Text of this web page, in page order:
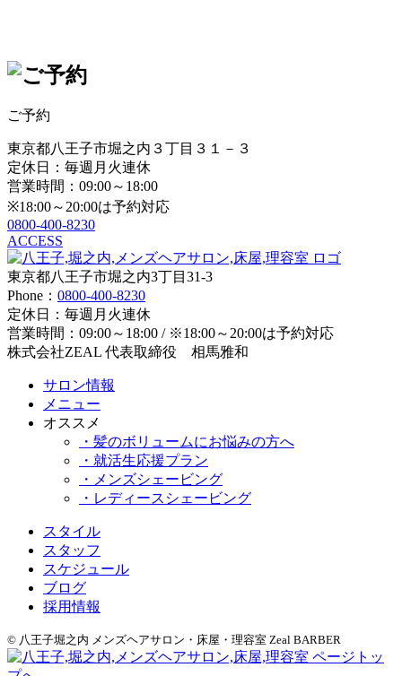
ご予約
東京都八王子市堀之内３丁目３１－３
定休日：毎週月火連休
営業時間：09:00～18:00
※18:00～20:00は予約対応
0800-400-8230
ACCESS
東京都八王子市堀之内3丁目31-3
Phone： 0800-400-8230
定休日：毎週月火連休
営業時間：09:00～18:00 / ※18:00～20:00は予約対応
株式会社ZEAL 代表取締役 相馬雅和
サロン情報
メニュー
オススメ
・髪のボリュームにお悩みの方へ
・就活生応援プラン
・メンズシェービング
・レディースシェービング
スタイル
スタッフ
スケジュール
ブログ
採用情報
© 八王子堀之内 メンズヘアサロン・床屋・理容室 Zeal BARBER